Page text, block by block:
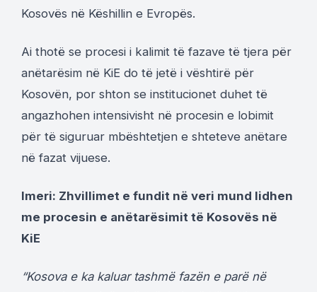
Kosovës në Këshillin e Evropës.
Ai thotë se procesi i kalimit të fazave të tjera për
anëtarësim në KiE do të jetë i vështirë për
Kosovën, por shton se institucionet duhet të
angazhohen intensivisht në procesin e lobimit
për të siguruar mbështetjen e shteteve anëtare
në fazat vijuese.
Imeri: Zhvillimet e fundit në veri mund lidhen
me procesin e anëtarësimit të Kosovës në
KiE
“Kosova e ka kaluar tashmë fazën e parë në